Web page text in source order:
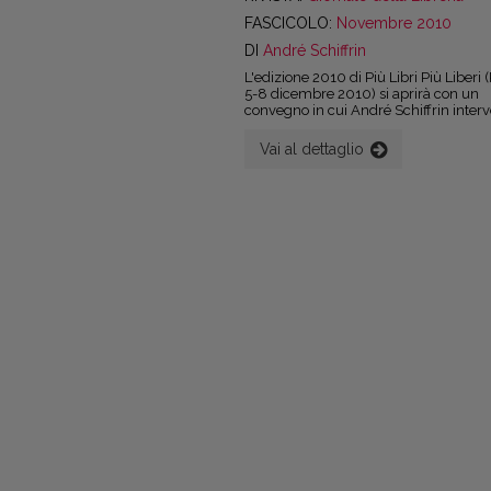
FASCICOLO: Novembre 2010
DI André Schiffrin
L'edizione 2010 di Più Libri Più Liberi
5-8 dicembre 2010) si aprirà con un
convegno in cui André Schiffrin
le trasformazioni dell'industria
crescita delle catene a sfavore delle
Vai al dettaglio